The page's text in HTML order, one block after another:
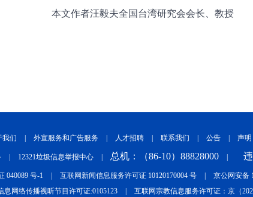
本文作者汪毅夫全国台湾研究会会长、教授
我们 外宣服务和广告服务 人才招聘 联系我们 公告 声明
12321垃圾信息举报中心 总机：（86-10）88828000
040089 号-1 互联网新闻信息服务许可证 10120170004 号
京公网安备
息网络传播视听节目许可证:0105123
互联网宗教信息服务许可证：京（